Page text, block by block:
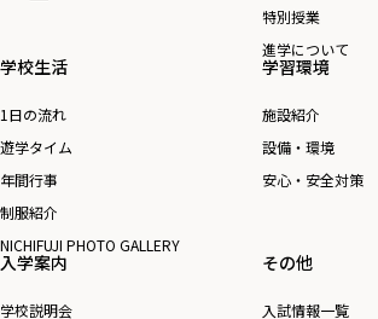
特別授業
進学について
学校生活
1日の流れ
遊学タイム
年間行事
制服紹介
NICHIFUJI PHOTO GALLERY
学習環境
施設紹介
設備・環境
安心・安全対策
入学案内
学校説明会
その他
入試情報一覧